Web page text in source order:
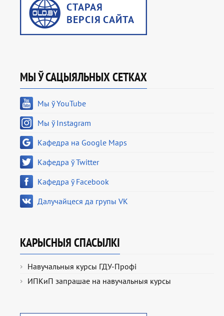
МЫ Ў САЦЫЯЛЬНЫХ СЕТКАХ
Мы ў YouTube
Мы ў Instagram
Кафедра на Google Maps
Кафедра ў Twitter
Кафедра ў Facebook
Далучайцеся да групы VK
КАРЫСНЫЯ СПАСЫЛКІ
Навучальныя курсы ГДУ-Профі
ИПКиП запрашае на навучальныя курсы